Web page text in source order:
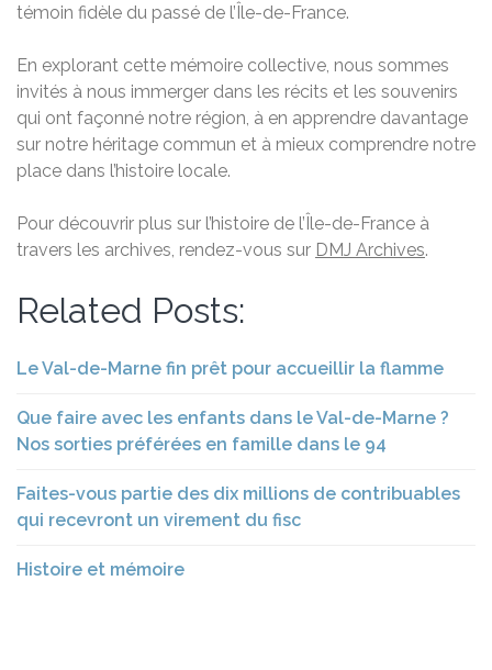
témoin fidèle du passé de l’Île-de-France.
En explorant cette mémoire collective, nous sommes
invités à nous immerger dans les récits et les souvenirs
qui ont façonné notre région, à en apprendre davantage
sur notre héritage commun et à mieux comprendre notre
place dans l’histoire locale.
Pour découvrir plus sur l’histoire de l’Île-de-France à
travers les archives, rendez-vous sur DMJ Archives.
Related Posts:
Le Val-de-Marne fin prêt pour accueillir la flamme
Que faire avec les enfants dans le Val-de-Marne ?
Nos sorties préférées en famille dans le 94
Faites-vous partie des dix millions de contribuables
qui recevront un virement du fisc
Histoire et mémoire